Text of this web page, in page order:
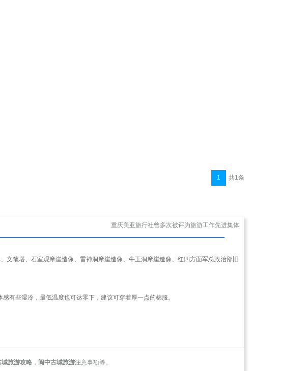
共1条
1
重庆美亚旅行社曾多次被评为旅游工作先进集体
笔塔、石室观摩崖造像、雷神洞摩崖造像、牛王洞摩崖造像、红四方面军总政治部旧
有些湿冷，最低温度也可达零下，建议可穿着厚一点的棉服。
城旅游攻略 ， 阆中古城旅游注意事项等。